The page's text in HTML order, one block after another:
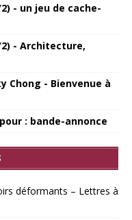
- un jeu de cache-
2) - Architecture,
Chong - Bienvenue à
: bande-annonce
déformants – Lettres à